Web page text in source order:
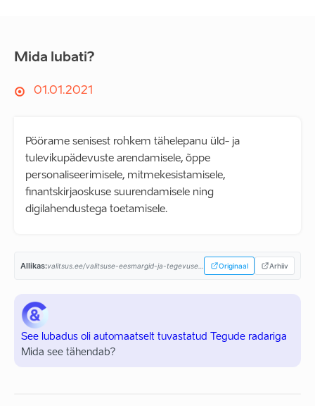
Mida lubati?
01.01.2021
Pöörame senisest rohkem tähelepanu üld- ja
tulevikupädevuste arendamisele, õppe
personaliseerimisele, mitmekesistamisele,
finantskirjaoskuse suurendamisele ning
digilahendustega toetamisele.
Allikas: Originaal Arhiiv
See lubadus oli automaatselt tuvastatud Tegude radariga
Mida see tähendab?